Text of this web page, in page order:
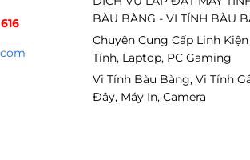
BÀU BÀNG - VI TÍNH BÀU
Chuyên Cung Cấp Linh
Tính, Laptop, PC Gaming
Vi Tính Bàu Bàng, Vi Tính
Đây, Máy In, Camera